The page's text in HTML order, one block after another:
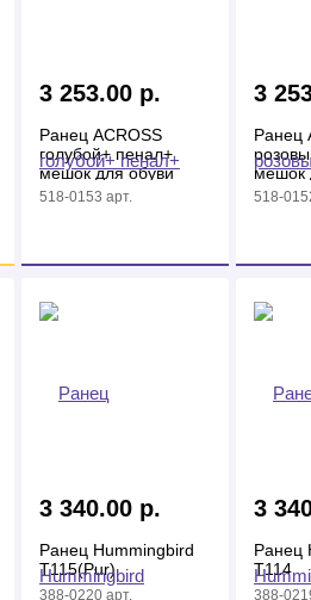
3 253.00 р.
Ранец ACROSS
голубой+ пенал+
мешок для обуви
518-0153 арт.
3
Ранец
мешок
518-
3 340.00 р.
Ранец Hummingbird
T115(Pur)
388-0220 арт.
3
Ранец
T114
388-